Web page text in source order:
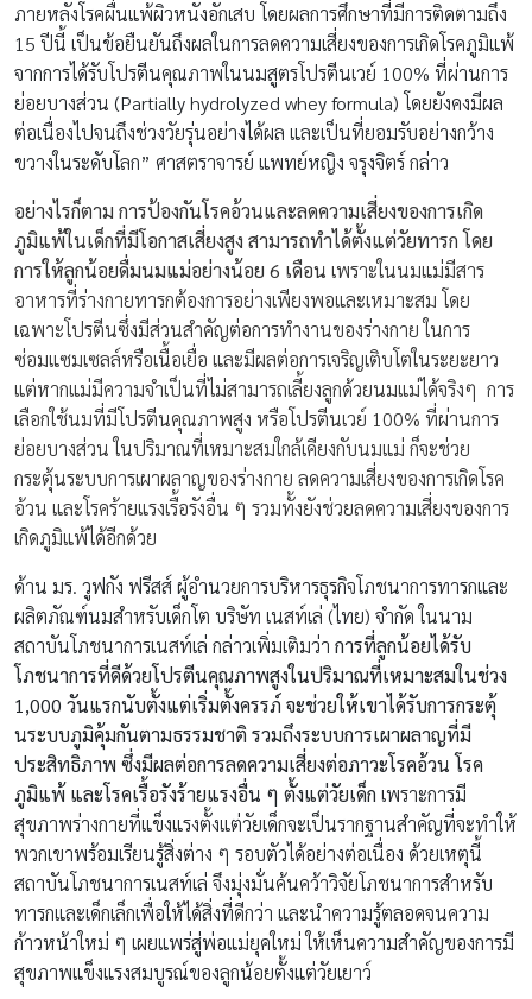
ภายหลังโรคผื่นแพ้ผิวหนังอักเสบ โดยผลการศึกษาที่มีการติดตามถึง
15 ปีนี้ เป็นข้อยืนยันถึงผลในการลดความเสี่ยงของการเกิดโรคภูมิแพ้
จากการได้รับโปรตีนคุณภาพในนมสูตรโปรตีนเวย์ 100% ที่ผ่านการ
ย่อยบางส่วน (Partially hydrolyzed whey formula) โดยยังคงมีผล
ต่อเนื่องไปจนถึงช่วงวัยรุ่นอย่างได้ผล และเป็นที่ยอมรับอย่างกว้าง
ขวางในระดับโลก” ศาสตราจารย์ แพทย์หญิง จรุงจิตร์ กล่าว
อย่างไรก็ตาม การป้องกันโรคอ้วนและลดความเสี่ยงของการเกิด
ภูมิแพ้ในเด็กที่มีโอกาสเสี่ยงสูง สามารถทำได้ตั้งแต่วัยทารก โดย
การให้ลูกน้อยดื่มนมแม่อย่างน้อย 6 เดือน เพราะในนมแม่มีสาร
อาหารที่ร่างกายทารกต้องการอย่างเพียงพอและเหมาะสม โดย
เฉพาะโปรตีนซึ่งมีส่วนสำคัญต่อการทำงานของร่างกาย ในการ
ซ่อมแซมเซลล์หรือเนื้อเยื่อ และมีผลต่อการเจริญเติบโตในระยะยาว
แต่หากแม่มีความจำเป็นที่ไม่สามารถเลี้ยงลูกด้วยนมแม่ได้จริงๆ การ
เลือกใช้นมที่มีโปรตีนคุณภาพสูง หรือโปรตีนเวย์ 100% ที่ผ่านการ
ย่อยบางส่วน ในปริมาณที่เหมาะสมใกล้เคียงกับนมแม่ ก็จะช่วย
กระตุ้นระบบการเผาผลาญของร่างกาย ลดความเสี่ยงของการเกิดโรค
อ้วน และโรคร้ายแรงเรื้อรังอื่น ๆ รวมทั้งยังช่วยลดความเสี่ยงของการ
เกิดภูมิแพ้ได้อีกด้วย
ด้าน มร. วูฟกัง ฟรีสส์ ผู้อำนวยการบริหารธุรกิจโภชนาการทารกและ
ผลิตภัณฑ์นมสำหรับเด็กโต บริษัท เนสท์เล่ (ไทย) จำกัด ในนาม
สถาบันโภชนาการเนสท์เล่ กล่าวเพิ่มเติมว่า การที่ลูกน้อยได้รับ
โภชนาการที่ดีด้วยโปรตีนคุณภาพสูงในปริมาณที่เหมาะสมในช่วง
1,000 วันแรกนับตั้งแต่เริ่มตั้งครรภ์ จะช่วยให้เขาได้รับการกระตุ้
นระบบภูมิคุ้มกันตามธรรมชาติ รวมถึงระบบการเผาผลาญที่มี
ประสิทธิภาพ ซึ่งมีผลต่อการลดความเสี่ยงต่อภาวะโรคอ้วน โรค
ภูมิแพ้ และโรคเรื้อรังร้ายแรงอื่น ๆ ตั้งแต่วัยเด็ก เพราะการมี
สุขภาพร่างกายที่แข็งแรงตั้งแต่วัยเด็กจะเป็นรากฐานสำคัญที่จะทำให้
พวกเขาพร้อมเรียนรู้สิ่งต่าง ๆ รอบตัวได้อย่างต่อเนื่อง ด้วยเหตุนี้
สถาบันโภชนาการเนสท์เล่ จึงมุ่งมั่นค้นคว้าวิจัยโภชนาการสำหรับ
ทารกและเด็กเล็กเพื่อให้ได้สิ่งที่ดีกว่า และนำความรู้ตลอดจนความ
ก้าวหน้าใหม่ ๆ เผยแพร่สู่พ่อแม่ยุคใหม่ ให้เห็นความสำคัญของการมี
สุขภาพแข็งแรงสมบูรณ์ของลูกน้อยตั้งแต่วัยเยาว์